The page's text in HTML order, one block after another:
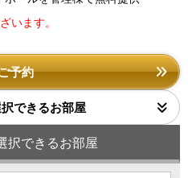
います。
予約
できるお部屋
択できるお部屋